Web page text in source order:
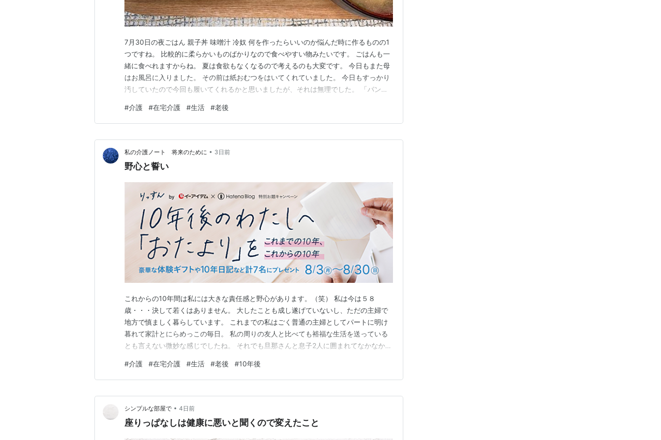
7月30日の夜ごはん 親子丼 味噌汁 冷奴 何を作ったらいいのか悩んだ時に作るものの1
つですね。 比較的に柔らかいものばかりなので食べやすい物みたいです。 ごはんも一
緒に食べれますからね。 夏は食欲もなくなるので考えるのも大変です。 今日もまた母
はお風呂に入りました。 その前は紙おむつをはいてくれていました。 今日もすっかり
汚していたので今回も履いてくれるかと思いましたが、それは無理でした。 「パンパ
意外と冷静でした。 おかげさまできっとまた明日以降の私は掃除するはめになりま
す。 あまりきつく言ってもかえって強情に…
#介護 #在宅介護 #生活 #老後
私の介護ノート 将来のために • 3日前
野心と誓い
これからの10年間は私には大きな責任感と野心があります。（笑） 私は今は５８
歳・・・決して若くはありません。 大したことも成し遂げていないし、ただの主婦で
地方で慎ましく暮らしています。 これまでの私はごく普通の主婦としてパートに明け
暮れて家計とにらめっこの毎日。 私の周りの友人と比べても裕福な生活を送っている
とも言えない微妙な感じでしたね。 それでも旦那さんと息子2人に囲まれてなかなか楽
を壊してしまったのは私なのかもしれません。 5年前はちょうど良くない病気が蔓延し
ていて世の中も暗かったような気がします。 仕事も忙…
#介護 #在宅介護 #生活 #老後 #10年後
シンプルな部屋で • 4日前
座りっぱなしは健康に悪いと聞くので変えたこと